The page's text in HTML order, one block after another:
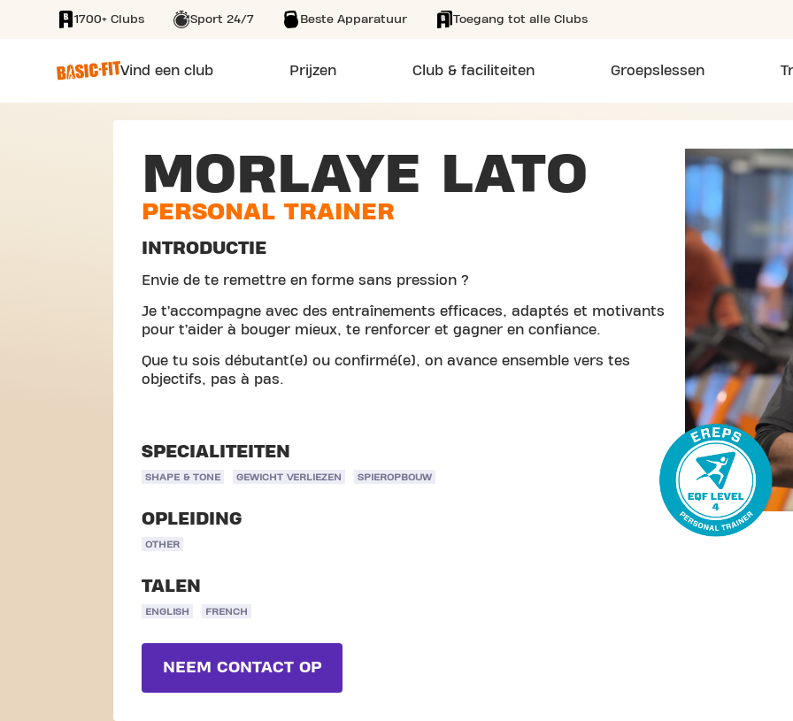
SKIP TO MAIN CONTENT
1700+ Clubs Sport 24/7 Beste Apparatuur Toegang tot alle Clubs
Vind een club Prijzen Club & faciliteiten Groepslessen
MORLAYE LATO
PERSONAL TRAINER
INTRODUCTIE
Envie de te remettre en forme sans pression ?
Je t’accompagne avec des entraînements efficaces, adaptés et motivants
pour t’aider à bouger mieux, te renforcer et gagner en confiance.
Que tu sois débutant(e) ou confirmé(e), on avance ensemble vers tes
objectifs, pas à pas.
SPECIALITEITEN
SHAPE & TONE GEWICHT VERLIEZEN SPIEROPBOUW
OPLEIDING
OTHER
TALEN
ENGLISH FRENCH
NEEM CONTACT OP